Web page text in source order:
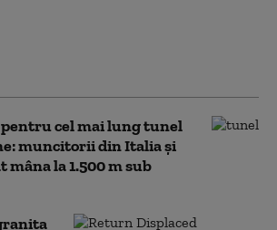
cel mai lung tunel
muncitorii din Italia și
la 1.500 m sub